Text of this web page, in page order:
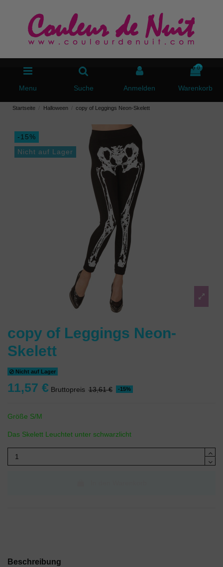
Menu Suche Anmelden
0
Warenkorb
Startseite Halloween copy of Leggings Neon-Skelett
-15%
Nicht auf Lager
copy of Leggings Neon-
Skelett
Nicht auf Lager
11,57 € Bruttopreis 13,61 € -15%
Größe S/M
Das Skelett Leuchtet unter schwarzlicht
Beschreibung